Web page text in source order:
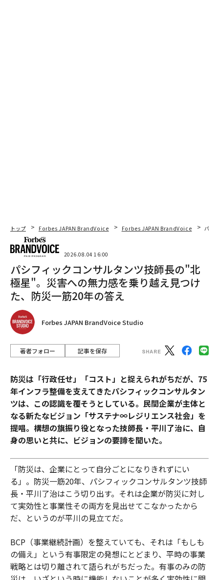
トップ Forbes JAPAN BrandVoice Forbes JAPAN BrandVoice パシ
2026.08.04 16:00
パシフィックコンサルタンツ技師長の"北
極星"。災害への無力感を乗り越え見つけ
た、防災一筋20年の答え
Forbes JAPAN BrandVoice Studio
著者フォロー 記事を保存
防災は「行政任せ」「コスト」と捉えられがちだが、75
年インフラ整備を支えてきたパシフィックコンサルタン
ツは、この認識を覆そうとしている。民間企業が主体と
なる新たなビジョン「サステナ∞レジリエンス社会」を
提唱。構想の旗振り役となった技師長・平川了治に、自
身の思いと共に、ビジョンの要諦を聞いた。
「防災は、企業にとって自分ごとになりきれずにい
る」。防災一筋20年、パシフィックコンサルタンツ技師
長・平川了治はこう切り出す。それは企業が防災に対し
て実効性と事業性その両方を見出せてこなかったから
だ、というのが平川の見立てだ。
BCP（事業継続計画）を整えていても、それは「もしも
の備え」という有事限定の発想にとどまり、平時の事業
戦略とは切り離されて語られがちだった。有事のみの防